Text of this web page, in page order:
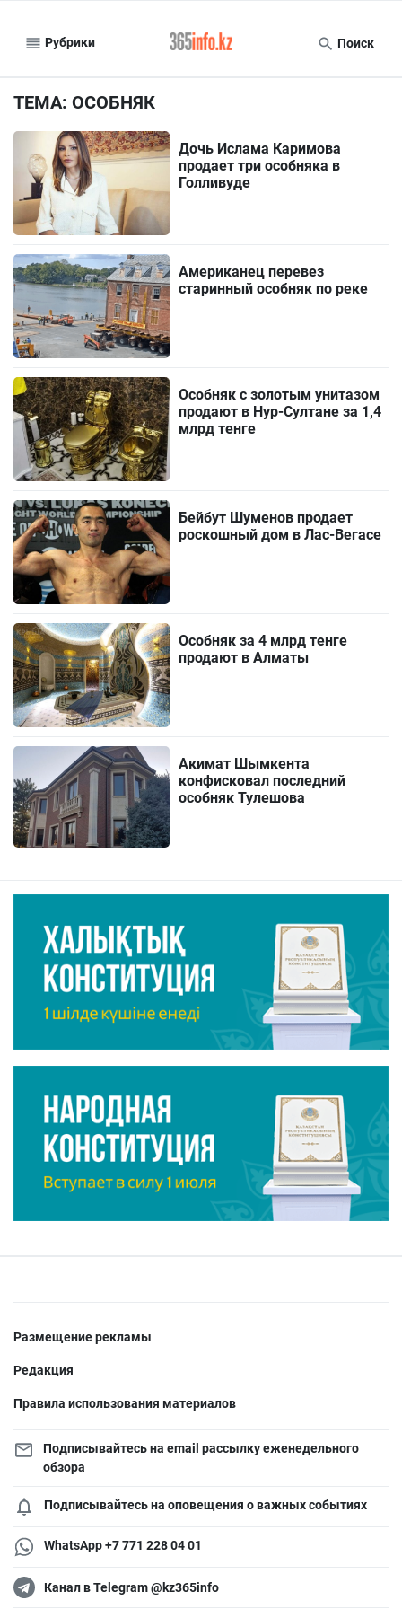
Рубрики Поиск
ТЕМА: ОСОБНЯК
Дочь Ислама Каримова
продает три особняка в
Голливуде
Американец перевез
старинный особняк по реке
Особняк с золотым унитазом
продают в Нур-Султане за 1,4
млрд тенге
Бейбут Шуменов продает
роскошный дом в Лас-Вегасе
Особняк за 4 млрд тенге
продают в Алматы
Акимат Шымкента
конфисковал последний
особняк Тулешова
Размещение рекламы
Редакция
Правила использования материалов
Подписывайтесь на email рассылку еженедельного
обзора
Подписывайтесь на оповещения о важных событиях
WhatsApp +7 771 228 04 01
Канал в Telegram @kz365info